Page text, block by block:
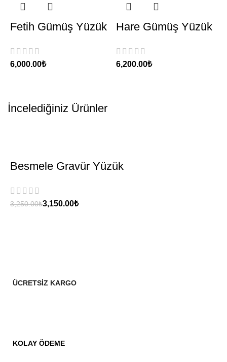
Fetih Gümüş Yüzük
₺
Hare Gümüş Yüzük
₺
İncelediğiniz Ürünler
Besmele Gravür Yüzük
3,250.00₺3,150.00₺
ÜCRETSİZ KARGO
KOLAY ÖDEME